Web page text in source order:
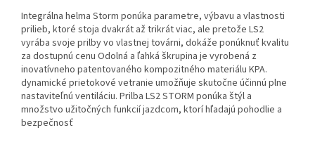
Integrálna helma Storm ponúka parametre, výbavu a vlastnosti
prilieb, ktoré stoja dvakrát až trikrát viac, ale pretože LS2
vyrába svoje prilby vo vlastnej továrni, dokáže ponúknuť kvalitu
za dostupnú cenu Odolná a ľahká škrupina je vyrobená z
inovatívneho patentovaného kompozitného materiálu KPA.
dynamické prietokové vetranie umožňuje skutočne účinnú plne
nastaviteľnú ventiláciu. Prilba LS2 STORM ponúka štýl a
množstvo užitočných funkcií jazdcom, ktorí hľadajú pohodlie a
bezpečnosť